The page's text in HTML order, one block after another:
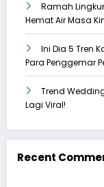
Ramah
Hemat Air Masa
Ini Dia 5 Tren
Para Penggemar
Trend
Lagi Viral!
Recent